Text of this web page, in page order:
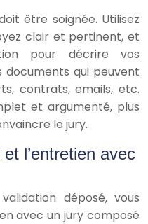
être soignée. Utilisez
clair et pertinent, et
pour décrire vos
documents qui peuvent
contrats, emails, etc.
et argumenté, plus
le jury.
l’entretien avec
déposé, vous
avec un jury composé